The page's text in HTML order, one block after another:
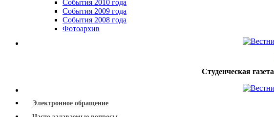
События 2010 года
События 2009 года
События 2008 года
Фотоархив
Студенческая газета
Электронное обращение